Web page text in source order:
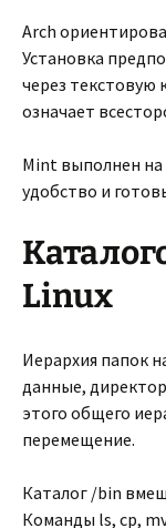
Arch
Установка
через текстовую
означает
Mint выполнен на
удобство и
Linux
Иерархия папок
данные,
этого общего
перемещение.
Каталог /bin
Команды ls, cp,